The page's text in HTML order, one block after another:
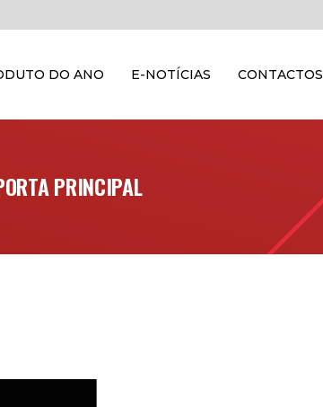
DO ANO E-NOTÍCIAS CONTACTOS
PRINCIPAL